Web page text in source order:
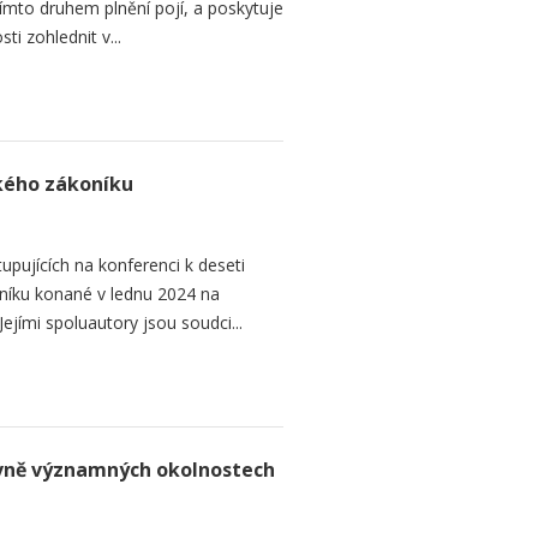
druhem plnění pojí, a poskytuje
zohlednit v...
zákoníku
na konferenci k deseti
konané v lednu 2024 na
spoluautory jsou soudci...
významných okolnostech